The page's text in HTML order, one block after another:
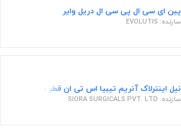
پین ای سی ال پی سی ال دریل وایر
سازنده: EVOLUTIS
نیل اینترلاک آنریم تیبیا اس تی ان قطر 8.0 با طول 300 میلیمتر
سازنده: SIORA SURGICALS PVT. LTD